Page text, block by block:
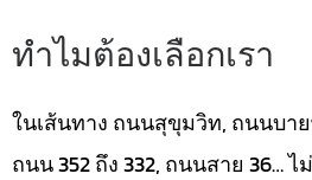
ทำไมต้องเลือกเรา
ในเส้นทาง ถนนสุขุมวิท, ถนนบา
ถนน 352 ถึง 332, ถนนสาย 36…